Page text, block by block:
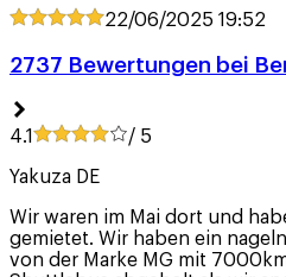
22/06/2025 19:52
2737 Bewertungen bei
4.1 / 5
Yakuza DE
Wir waren im Mai dort und
gemietet. Wir haben ein
von der Marke MG mit